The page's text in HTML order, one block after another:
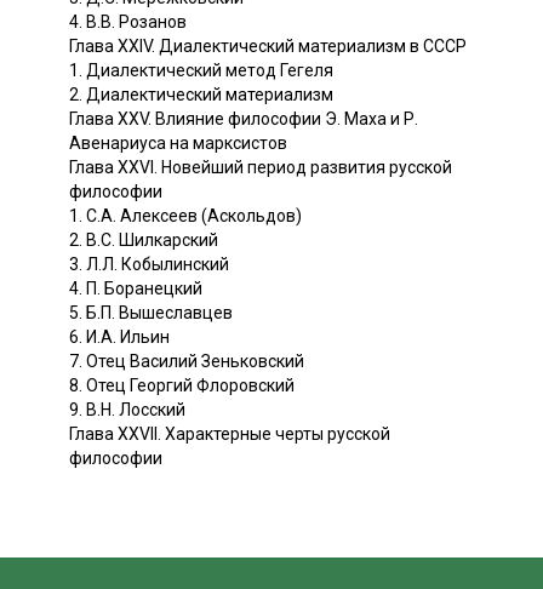
4. В.В. Розанов
Глава XXIV. Диалектический материализм в СССР
1. Диалектический метод Гегеля
2. Диалектический материализм
Глава XXV. Влияние философии Э. Маха и Р.
Авенариуса на марксистов
Глава XXVI. Новейший период развития русской
философии
1. С.А. Алексеев (Аскольдов)
2. B.C. Шилкарский
3. Л.Л. Кобылинский
4. П. Боранецкий
5. Б.П. Вышеславцев
6. И.А. Ильин
7. Отец Василий Зеньковский
8. Отец Георгий Флоровский
9. В.Н. Лосский
Глава XXVII. Характерные черты русской
философии